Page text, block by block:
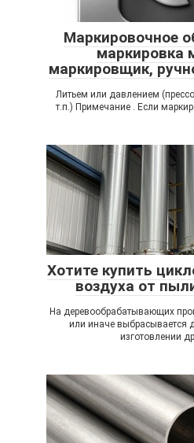
Маркировочное
маркировка
маркировщик,
Литьем или давлением
т.п.) Примечание . Если
Хотите купить
воздуха от
На деревообрабатывающих
или иначе выбрасывается
изготовлении